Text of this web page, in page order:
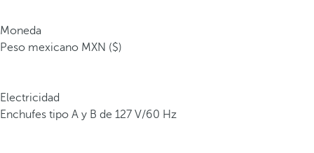
Moneda
Peso mexicano MXN ($)
Electricidad
Enchufes tipo A y B de 127 V/60 Hz